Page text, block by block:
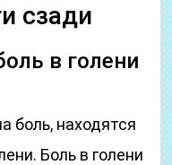
сзади
в голени
боль, находятся
Боль в голени